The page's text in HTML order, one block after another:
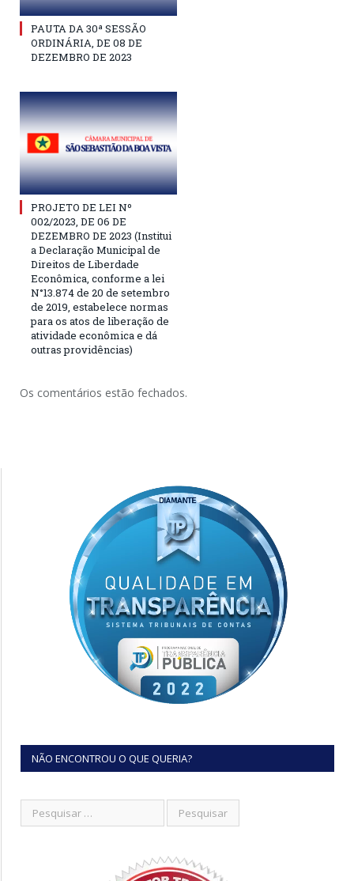
PAUTA DA 30ª SESSÃO
ORDINÁRIA, DE 08 DE
DEZEMBRO DE 2023
PROJETO DE LEI Nº
002/2023, DE 06 DE
DEZEMBRO DE 2023 (Institui
a Declaração Municipal de
Direitos de Liberdade
Econômica, conforme a lei
N°13.874 de 20 de setembro
de 2019, estabelece normas
para os atos de liberação de
atividade econômica e dá
outras providências)
Os comentários estão fechados.
NÃO ENCONTROU O QUE QUERIA?